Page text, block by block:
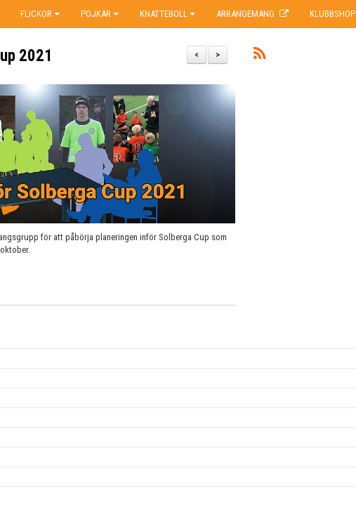
FLICKOR POJKAR KNATTEBOLL ARRANGEMANG KLUBBSHOP
>
<
2021
för att påbörja planeringen inför Solberga Cup som